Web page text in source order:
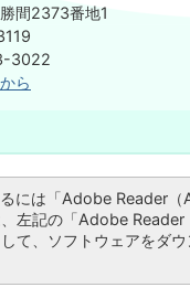
間2373番地1
3022
ら
には「Adobe Reader
左記の「Adobe
て、ソフトウェアをダ